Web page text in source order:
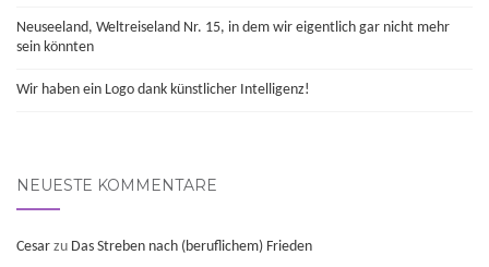
Neuseeland, Weltreiseland Nr. 15, in dem wir eigentlich gar nicht mehr
sein könnten
Wir haben ein Logo dank künstlicher Intelligenz!
NEUESTE KOMMENTARE
Cesar zu Das Streben nach (beruflichem) Frieden